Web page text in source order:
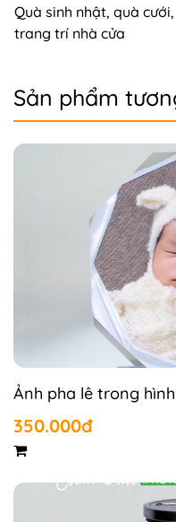
Quà sinh nhật, quà
trang trí nhà cửa
Sản phẩm
Ảnh pha lê trong
350.000đ